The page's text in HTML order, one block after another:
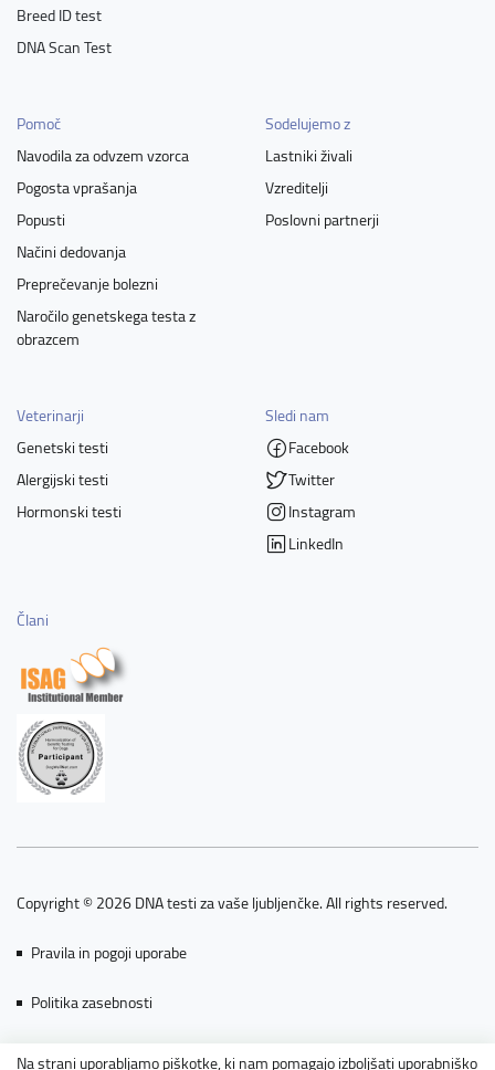
Na strani uporabljamo piškotke, ki nam pomagajo izboljšati uporabniško
Breed ID test
DNA Scan Test
Pomoč
Navodila za odvzem vzorca
Pogosta vprašanja
Popusti
Načini dedovanja
Preprečevanje bolezni
Naročilo genetskega testa z
obrazcem
Sodelujemo z
Lastniki živali
Vzreditelji
Poslovni partnerji
Veterinarji
Genetski testi
Alergijski testi
Hormonski testi
Sledi nam
Facebook
Twitter
Instagram
LinkedIn
Člani
Copyright © 2026 DNA testi za vaše ljubljenčke. All rights reserved.
Pravila in pogoji uporabe
Politika zasebnosti
Piškotki